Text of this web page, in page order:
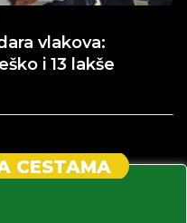
vlakova:
i 13 lakše
CESTAMA